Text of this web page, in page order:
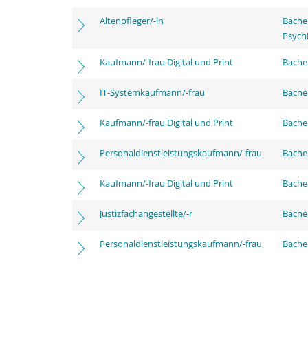
Altenpfleger/-in
Kaufmann/-frau Digital und Print
IT-Systemkaufmann/-frau
Kaufmann/-frau Digital und Print
Personaldienstleistungskaufmann/-frau
Kaufmann/-frau Digital und Print
Justizfachangestellte/-r
Personaldienstleistungskaufmann/-frau